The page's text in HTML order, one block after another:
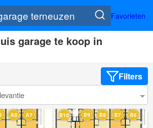
Favorieten
garage te koop in
Filters